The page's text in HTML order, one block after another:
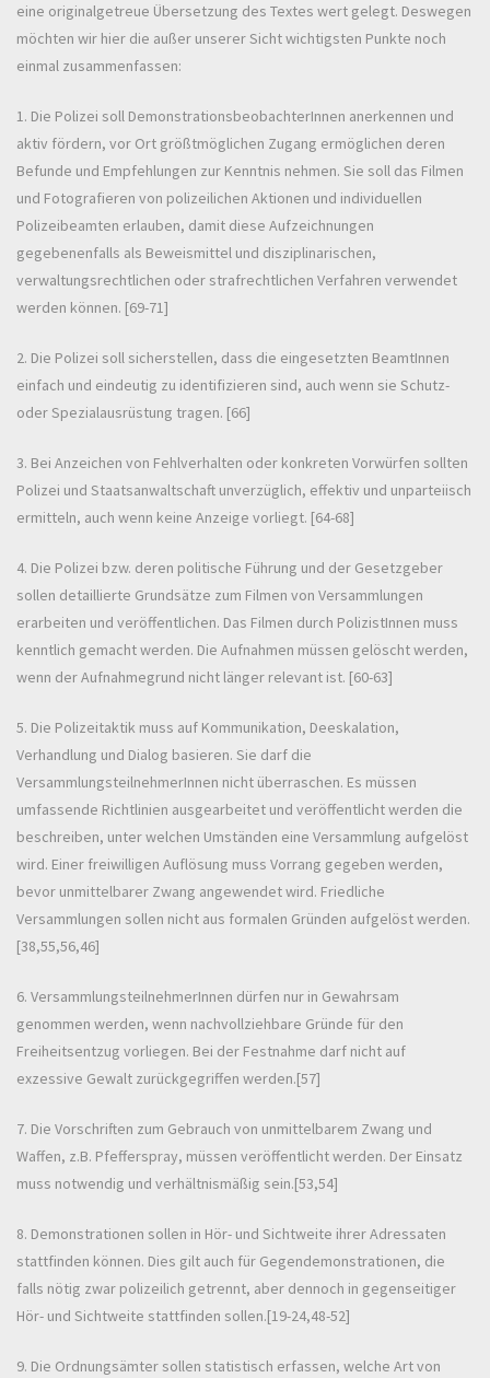
eine originalgetreue Übersetzung des Textes wert gelegt. Deswegen
möchten wir hier die außer unserer Sicht wichtigsten Punkte noch
einmal zusammenfassen:
1. Die Polizei soll DemonstrationsbeobachterInnen anerkennen und
aktiv fördern, vor Ort größtmöglichen Zugang ermöglichen deren
Befunde und Empfehlungen zur Kenntnis nehmen. Sie soll das Filmen
und Fotografieren von polizeilichen Aktionen und individuellen
Polizeibeamten erlauben, damit diese Aufzeichnungen
gegebenenfalls als Beweismittel und disziplinarischen,
verwaltungsrechtlichen oder strafrechtlichen Verfahren verwendet
werden können. [69-71]
2. Die Polizei soll sicherstellen, dass die eingesetzten BeamtInnen
einfach und eindeutig zu identifizieren sind, auch wenn sie Schutz-
oder Spezialausrüstung tragen. [66]
3. Bei Anzeichen von Fehlverhalten oder konkreten Vorwürfen sollten
Polizei und Staatsanwaltschaft unverzüglich, effektiv und unparteiisch
ermitteln, auch wenn keine Anzeige vorliegt. [64-68]
4. Die Polizei bzw. deren politische Führung und der Gesetzgeber
sollen detaillierte Grundsätze zum Filmen von Versammlungen
erarbeiten und veröffentlichen. Das Filmen durch PolizistInnen muss
kenntlich gemacht werden. Die Aufnahmen müssen gelöscht werden,
wenn der Aufnahmegrund nicht länger relevant ist. [60-63]
5. Die Polizeitaktik muss auf Kommunikation, Deeskalation,
Verhandlung und Dialog basieren. Sie darf die
VersammlungsteilnehmerInnen nicht überraschen. Es müssen
umfassende Richtlinien ausgearbeitet und veröffentlicht werden die
beschreiben, unter welchen Umständen eine Versammlung aufgelöst
wird. Einer freiwilligen Auflösung muss Vorrang gegeben werden,
bevor unmittelbarer Zwang angewendet wird. Friedliche
Versammlungen sollen nicht aus formalen Gründen aufgelöst werden.
[38,55,56,46]
6. VersammlungsteilnehmerInnen dürfen nur in Gewahrsam
genommen werden, wenn nachvollziehbare Gründe für den
Freiheitsentzug vorliegen. Bei der Festnahme darf nicht auf
exzessive Gewalt zurückgegriffen werden.[57]
7. Die Vorschriften zum Gebrauch von unmittelbarem Zwang und
Waffen, z.B. Pfefferspray, müssen veröffentlicht werden. Der Einsatz
muss notwendig und verhältnismäßig sein.[53,54]
8. Demonstrationen sollen in Hör- und Sichtweite ihrer Adressaten
stattfinden können. Dies gilt auch für Gegendemonstrationen, die
falls nötig zwar polizeilich getrennt, aber dennoch in gegenseitiger
Hör- und Sichtweite stattfinden sollen.[19-24,48-52]
9. Die Ordnungsämter sollen statistisch erfassen, welche Art von